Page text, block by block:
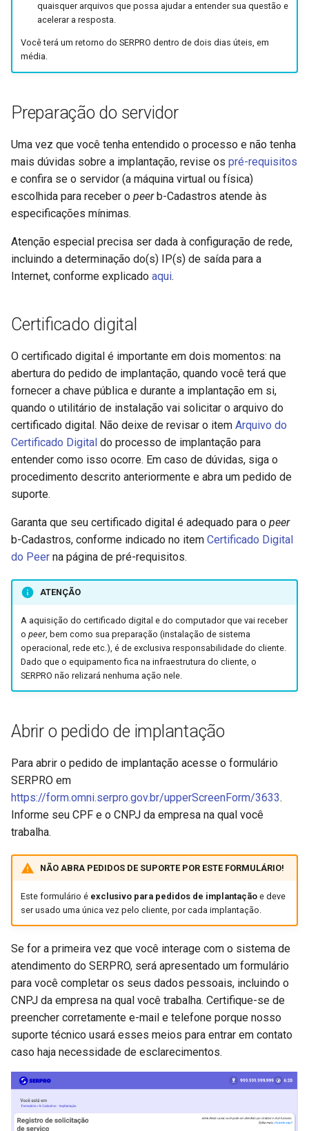
quaisquer arquivos que possa ajudar a entender sua questão e
acelerar a resposta.
Você terá um retorno do SERPRO dentro de dois dias úteis, em
média.
Preparação do servidor
Uma vez que você tenha entendido o processo e não tenha
mais dúvidas sobre a implantação, revise os pré-requisitos
e confira se o servidor (a máquina virtual ou física)
escolhida para receber o peerb-Cadastros atende às
especificações mínimas.
Atenção especial precisa ser dada à configuração de rede,
incluindo a determinação do(s) IP(s) de saída para a
Internet, conforme explicado aqui.
Certificado digital
O certificado digital é importante em dois momentos: na
abertura do pedido de implantação, quando você terá que
fornecer a chave pública e durante a implantação em si,
quando o utilitário de instalação vai solicitar o arquivo do
certificado digital. Não deixe de revisar o item Arquivo do
Certificado Digital do processo de implantação para
entender como isso ocorre. Em caso de dúvidas, siga o
procedimento descrito anteriormente e abra um pedido de
suporte.
Garanta que seu certificado digital é adequado para o peer
b-Cadastros, conforme indicado no item Certificado Digital
do Peer na página de pré-requisitos.
ATENÇÃO
A aquisição do certificado digital e do computador que vai receber
o peer, bem como sua preparação (instalação de sistema
operacional, rede etc.), é de exclusiva responsabilidade do cliente.
Dado que o equipamento fica na infraestrutura do cliente, o
SERPRO não relizará nenhuma ação nele.
Abrir o pedido de implantação
Para abrir o pedido de implantação acesse o formulário
SERPRO em
https://form.omni.serpro.gov.br/upperScreenForm/3633.
Informe seu CPF e o CNPJ da empresa na qual você
trabalha.
NÃO ABRA PEDIDOS DE SUPORTE POR ESTE FORMULÁRIO!
Este formulário é exclusivo para pedidos de implantaçãoe deve
ser usado uma única vez pelo cliente, por cada implantação.
Se for a primeira vez que você interage com o sistema de
atendimento do SERPRO, será apresentado um formulário
para você completar os seus dados pessoais, incluindo o
CNPJ da empresa na qual você trabalha. Certifique-se de
preencher corretamente e-mail e telefone porque nosso
suporte técnico usará esses meios para entrar em contato
caso haja necessidade de esclarecimentos.